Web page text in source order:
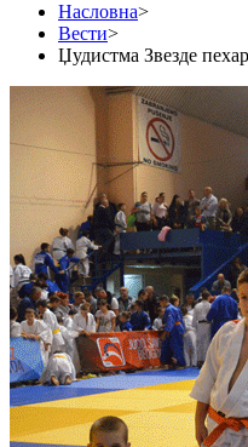
Насловна>
Вести>
Џудистма Звезде